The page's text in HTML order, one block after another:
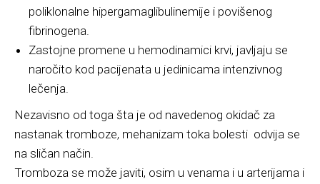
poliklonalne hipergamaglibulinemije i povišenog
fibrinogena.
Zastojne promene u hemodinamici krvi, javljaju se
naročito kod pacijenata u jedinicama intenzivnog
lečenja.
Nezavisno od toga šta je od navedenog okidač za
nastanak tromboze, mehanizam toka bolesti odvija se
na sličan način.
Tromboza se može javiti, osim u venama i u arterijama i